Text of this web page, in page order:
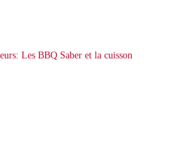
Les BBQ Saber et la cuisson